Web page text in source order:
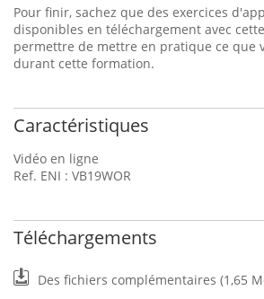
Pour finir, sachez que des exercices
disponibles en téléchargement avec
permettre de mettre en pratique ce que
durant cette formation.
Caractéristiques
Vidéo en ligne
Ref. ENI : VB19WOR
Téléchargements
Des fichiers complémentaires (1,65